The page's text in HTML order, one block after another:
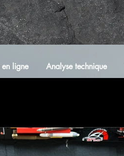
en ligne Analyse technique